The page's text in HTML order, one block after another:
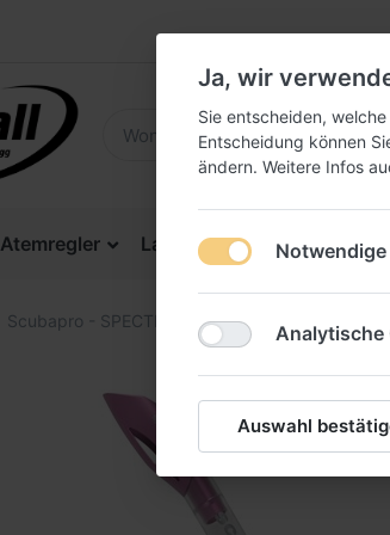
Atemregler Lampen Instrumente
Scubapro - SPECTRA
Ja, wir
Sie entscheiden,
Entscheidung können
ändern. Weitere Infos
Analytische
Auswahl